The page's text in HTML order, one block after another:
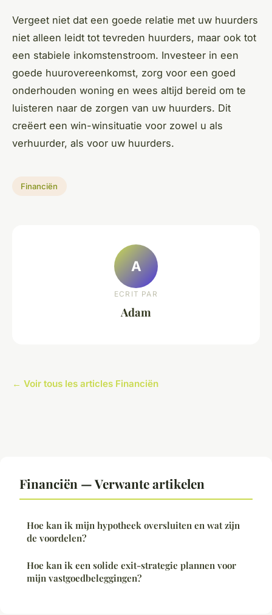
Vergeet niet dat een goede relatie met uw huurders
niet alleen leidt tot tevreden huurders, maar ook tot
een stabiele inkomstenstroom. Investeer in een
goede huurovereenkomst, zorg voor een goed
onderhouden woning en wees altijd bereid om te
luisteren naar de zorgen van uw huurders. Dit
creëert een win-winsituatie voor zowel u als
verhuurder, als voor uw huurders.
Financiën
A
ECRIT PAR
Adam
← Voir tous les articles Financiën
Financiën — Verwante artikelen
Hoe kan ik mijn hypotheek oversluiten en wat zijn
de voordelen?
Hoe kan ik een solide exit-strategie plannen voor
mijn vastgoedbeleggingen?